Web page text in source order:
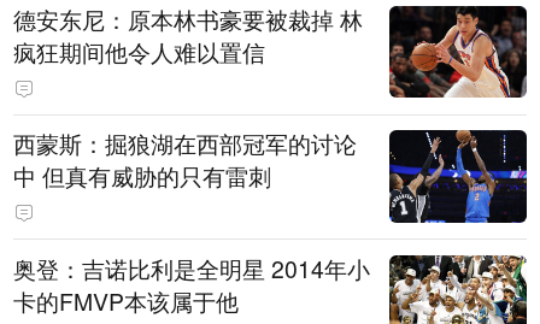
德安东尼：原本林书豪要被裁掉 林
疯狂期间他令人难以置信
西蒙斯：掘狼湖在西部冠军的讨论
中 但真有威胁的只有雷刺
奥登：吉诺比利是全明星 2014年小
卡的FMVP本该属于他